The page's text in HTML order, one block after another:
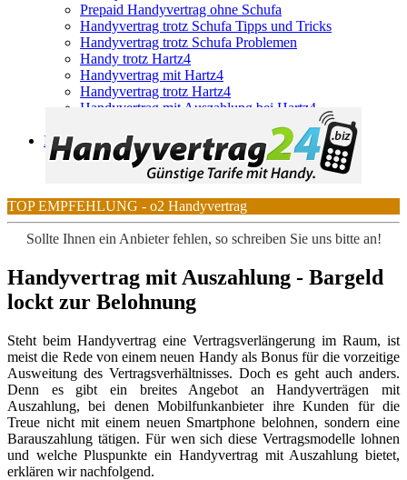
Prepaid Handyvertrag ohne Schufa
Handyvertrag trotz Schufa Tipps und Tricks
Handyvertrag trotz Schufa Problemen
Handy trotz Hartz4
Handyvertrag mit Hartz4
Handyvertrag trotz Hartz4
Handyvertrag mit Auszahlung bei Hartz4
Internet & DSL
Telekom
TOP EMPFEHLUNG - o2 Handyvertrag
Sollte Ihnen ein Anbieter fehlen, so schreiben Sie uns bitte an!
Handyvertrag mit Auszahlung - Bargeld
lockt zur Belohnung
Steht beim Handyvertrag eine Vertragsverlängerung im Raum, ist
meist die Rede von einem neuen Handy als Bonus für die vorzeitige
Ausweitung des Vertragsverhältnisses. Doch es geht auch anders.
Denn es gibt ein breites Angebot an Handyverträgen mit
Auszahlung, bei denen Mobilfunkanbieter ihre Kunden für die
Treue nicht mit einem neuen Smartphone belohnen, sondern eine
Barauszahlung tätigen. Für wen sich diese Vertragsmodelle lohnen
und welche Pluspunkte ein Handyvertrag mit Auszahlung bietet,
erklären wir nachfolgend.